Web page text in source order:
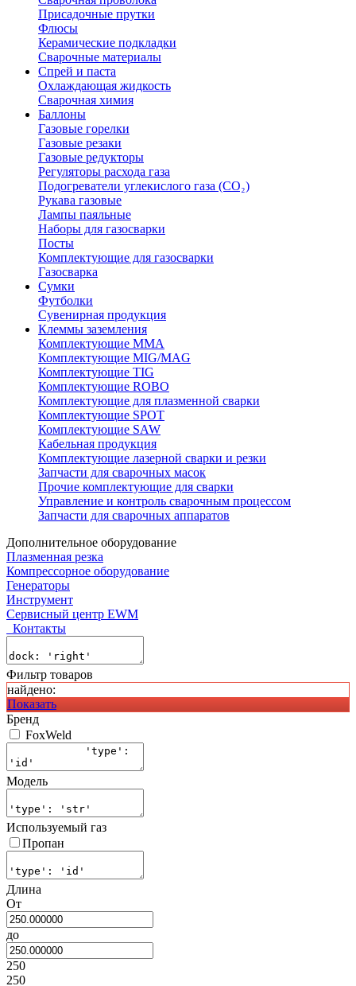
Присадочные прутки
Флюсы
Керамические подкладки
Сварочные материалы
Спрей и паста
Охлаждающая жидкость
Сварочная химия
Баллоны
Газовые горелки
Газовые резаки
Газовые редукторы
Регуляторы расхода газа
Подогреватели углекислого газа (CO₂)
Рукава газовые
Лампы паяльные
Наборы для газосварки
Посты
Комплектующие для газосварки
Газосварка
Сумки
Футболки
Сувенирная продукция
Клеммы заземления
Комплектующие ММА
Комплектующие MIG/MAG
Комплектующие TIG
Комплектующие ROBO
Комплектующие для плазменной сварки
Комплектующие SPOT
Комплектующие SAW
Кабельная продукция
Комплектующие лазерной сварки и резки
Запчасти для сварочных масок
Прочие комплектующие для сварки
Управление и контроль сварочным процессом
Запчасти для сварочных аппаратов
Дополнительное оборудование
Плазменная резка
Компрессорное оборудование
Генераторы
Инструмент
Сервисный центр EWM
Контакты
Фильтр товаров
найдено:
Показать
Бренд
FoxWeld
Модель
Используемый газ
Пропан
Длина
От
до
250
250